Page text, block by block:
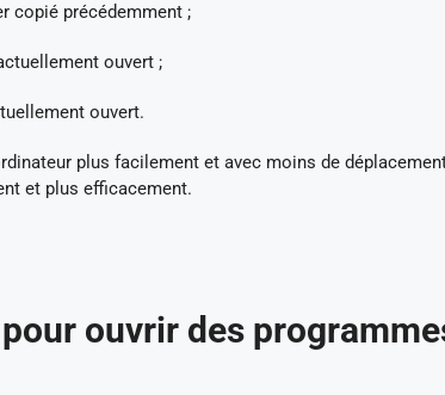
copié précédemment ;
ouvert ;
ouvert.
plus facilement et avec moins de
et plus efficacement.
ouvrir des